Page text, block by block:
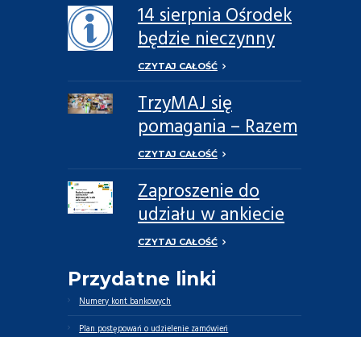
14 sierpnia Ośrodek
będzie nieczynny
CZYTAJ CAŁOŚĆ
TrzyMAJ się
pomagania – Razem
Możemy Więcej
CZYTAJ CAŁOŚĆ
Zaproszenie do
udziału w ankiecie
dotyczącej potrzeb
opiekunów
faktycznych oraz
osób zależnych
CZYTAJ CAŁOŚĆ
Przydatne linki
Numery kont bankowych
Plan postępowań o udzielenie zamówień